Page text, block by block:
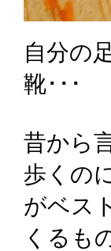
自分の
靴･･･
昔から
歩くの
がベス
くるも